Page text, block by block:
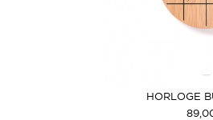
HORLOGE